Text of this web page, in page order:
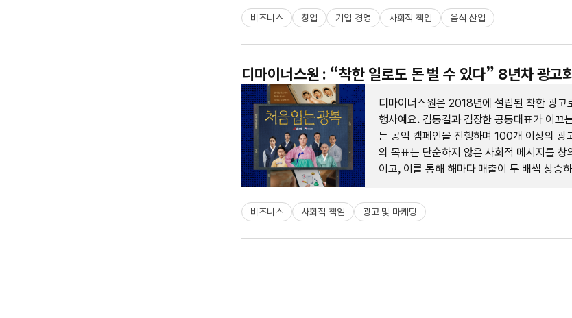
비즈니스 창업 기업 경영 사회적 책임 음식 산업
디마이너스원 : “착한 일로도 돈 벌 수 있다” 8년차 광고
디마이너스원은 2018년에 설립된 착한 광고
행사예요. 김동길과 김장한 공동대표가 이끄
는 공익 캠페인을 진행하며 100개 이상의 광
의 목표는 단순하지 않은 사회적 메시지를 창
이고, 이를 통해 해마다 매출이 두 배씩 상승
비즈니스 사회적 책임 광고 및 마케팅